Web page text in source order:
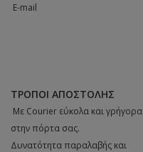
 E-mail
ΤΡΌΠΟΙ ΑΠΟΣΤΟΛΉΣ
 Με Courier εύκολα και γρήγορα
στην πόρτα σας.
Δυνατότητα παραλαβής και